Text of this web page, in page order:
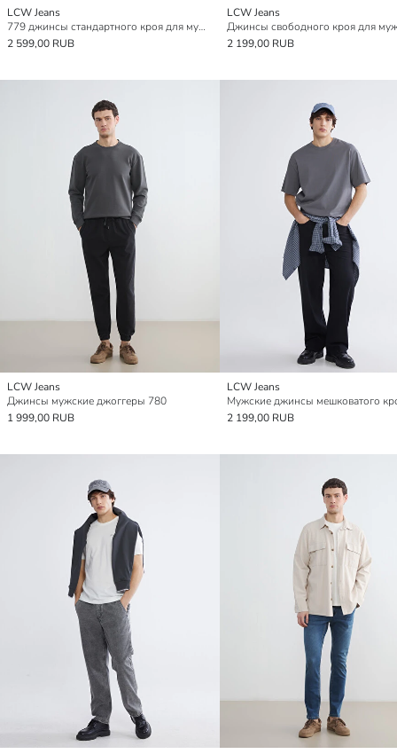
LCW Jeans
779 джинсы стандартного кроя для мужское
2 599,00 RUB
LCW Jeans
Джинсы свободного кроя для
2 199,00 RUB
LCW Jeans
Джинсы мужские джоггеры 780
1 999,00 RUB
LCW Jeans
Мужские джинсы мешковатого
2 199,00 RUB